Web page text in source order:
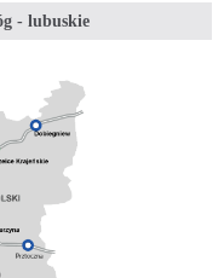
- lubuskie